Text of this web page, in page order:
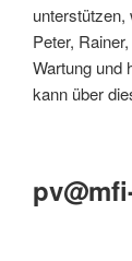
unterstützen,
Peter,
Wartung und
kann über